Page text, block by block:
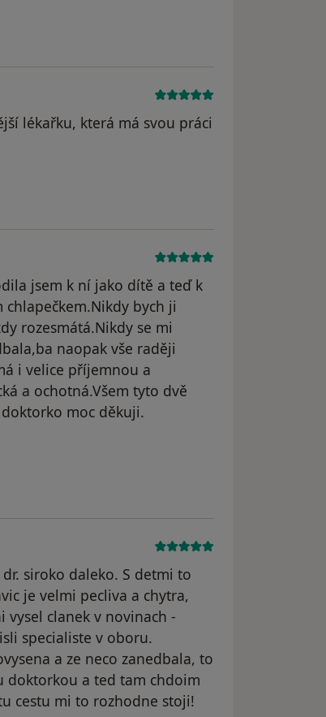
lékařku, která má svou práci
jsem k ní jako dítě a teď k
bych ji
rozesmátá.Nikdy se mi
naopak vše raději
i velice příjemnou a
a ochotná.Všem tyto dvě
moc děkuji.
siroko daleko. S detmi to
je velmi pecliva a chytra,
vysel clanek v novinach -
specialiste v oboru.
a ze neco zanedbala, to
doktorkou a ted tam chdoim
cestu mi to rozhodne stoji!